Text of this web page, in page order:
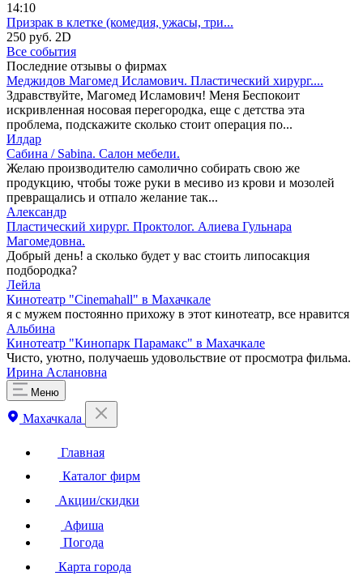
14:10
Призрак в клетке (комедия, ужасы, три...
250 руб. 2D
Все события
Последние отзывы о фирмах
Меджидов Магомед Исламович. Пластический хирург....
Здравствуйте, Магомед Исламович! Меня Беспокоит
искривленная носовая перегородка, еще с детства эта
проблема, подскажите сколько стоит операция по...
Илдар
Сабина / Sabina. Салон мебели.
Желаю производителю самолично собирать свою же
продукцию, чтобы тоже руки в месиво из крови и мозолей
превращались и отпало желание так...
Александр
Пластический хирург. Проктолог. Алиева Гульнара
Магомедовна.
Добрый день! а сколько будет у вас стоить липосакция
подбородка?
Лейла
Кинотеатр "Cinemahall" в Махачкале
я с мужем постоянно прихожу в этот кинотеатр, все нравится
Альбина
Кинотеатр "Кинопарк Парамакс" в Махачкале
Чисто, уютно, получаешь удовольствие от просмотра фильма.
Ирина Аслановна
Меню
Махачкала
Главная
Каталог фирм
Акции/скидки
Афиша
Погода
Карта города